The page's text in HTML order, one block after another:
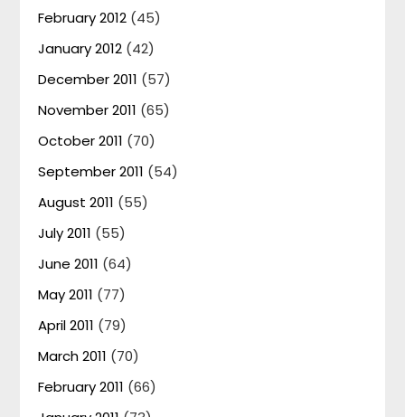
February 2012 (45)
January 2012 (42)
December 2011 (57)
November 2011 (65)
October 2011 (70)
September 2011 (54)
August 2011 (55)
July 2011 (55)
June 2011 (64)
May 2011 (77)
April 2011 (79)
March 2011 (70)
February 2011 (66)